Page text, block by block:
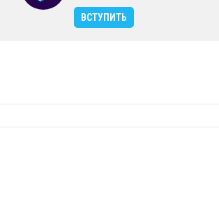
ВСТУПИТЬ